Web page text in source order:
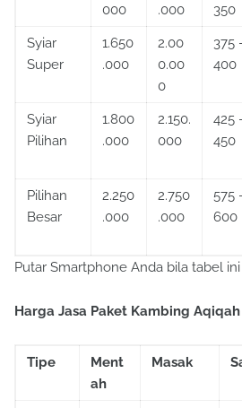
000
.000
350
Syiar
Super
1.650
.000
2.00
0.00
0
375
400
Syiar
Pilihan
1.800
.000
2.150.
000
425
450
Pilihan
Besar
2.250
.000
2.750
.000
575
600
Putar Smartphone Anda bila tabel
Harga Jasa Paket Kambing
Tipe
Ment
ah
Masak